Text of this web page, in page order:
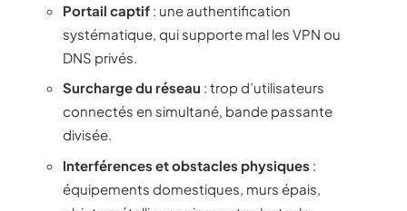
Portail captif : une authentification
systématique, qui supporte mal les VPN ou
DNS privés.
Surcharge du réseau : trop d’utilisateurs
connectés en simultané, bande passante
divisée.
Interférences et obstacles physiques :
équipements domestiques, murs épais,